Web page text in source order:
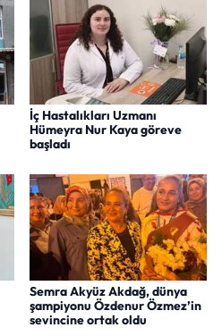
İç Hastalıkları Uzmanı
Hümeyra Nur Kaya göreve
başladı
Semra Akyüz Akdağ, dünya
şampiyonu Özdenur Özmez’in
sevincine ortak oldu